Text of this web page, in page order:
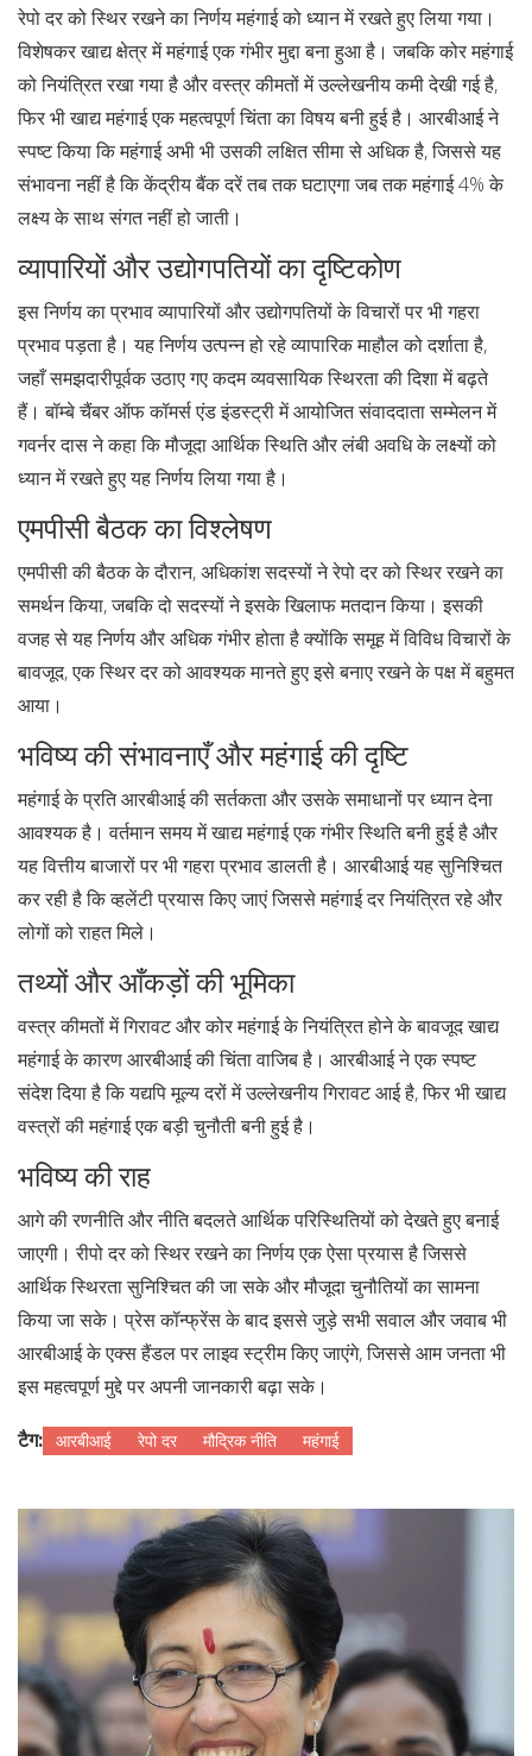
रेपो दर को स्थिर रखने का निर्णय महंगाई को ध्यान में रखते हुए लिया गया।
विशेषकर खाद्य क्षेत्र में महंगाई एक गंभीर मुद्दा बना हुआ है। जबकि कोर महंगाई
को नियंत्रित रखा गया है और वस्त्र कीमतों में उल्लेखनीय कमी देखी गई है,
फिर भी खाद्य महंगाई एक महत्वपूर्ण चिंता का विषय बनी हुई है। आरबीआई ने
स्पष्ट किया कि महंगाई अभी भी उसकी लक्षित सीमा से अधिक है, जिससे यह
संभावना नहीं है कि केंद्रीय बैंक दरें तब तक घटाएगा जब तक महंगाई 4% के
लक्ष्य के साथ संगत नहीं हो जाती।
व्यापारियों और उद्योगपतियों का दृष्टिकोण
इस निर्णय का प्रभाव व्यापारियों और उद्योगपतियों के विचारों पर भी गहरा
प्रभाव पड़ता है। यह निर्णय उत्पन्न हो रहे व्यापारिक माहौल को दर्शाता है,
जहाँ समझदारीपूर्वक उठाए गए कदम व्यवसायिक स्थिरता की दिशा में बढ़ते
हैं। बॉम्बे चैंबर ऑफ कॉमर्स एंड इंडस्ट्री में आयोजित संवाददाता सम्मेलन में
गवर्नर दास ने कहा कि मौजूदा आर्थिक स्थिति और लंबी अवधि के लक्ष्यों को
ध्यान में रखते हुए यह निर्णय लिया गया है।
एमपीसी बैठक का विश्लेषण
एमपीसी की बैठक के दौरान, अधिकांश सदस्यों ने रेपो दर को स्थिर रखने का
समर्थन किया, जबकि दो सदस्यों ने इसके खिलाफ मतदान किया। इसकी
वजह से यह निर्णय और अधिक गंभीर होता है क्योंकि समूह में विविध विचारों के
बावजूद, एक स्थिर दर को आवश्यक मानते हुए इसे बनाए रखने के पक्ष में बहुमत
आया।
भविष्य की संभावनाएँ और महंगाई की दृष्टि
महंगाई के प्रति आरबीआई की सर्तकता और उसके समाधानों पर ध्यान देना
आवश्यक है। वर्तमान समय में खाद्य महंगाई एक गंभीर स्थिति बनी हुई है और
यह वित्तीय बाजारों पर भी गहरा प्रभाव डालती है। आरबीआई यह सुनिश्चित
कर रही है कि व्हलेंटी प्रयास किए जाएं जिससे महंगाई दर नियंत्रित रहे और
लोगों को राहत मिले।
तथ्यों और आँकड़ों की भूमिका
वस्त्र कीमतों में गिरावट और कोर महंगाई के नियंत्रित होने के बावजूद खाद्य
महंगाई के कारण आरबीआई की चिंता वाजिब है। आरबीआई ने एक स्पष्ट
संदेश दिया है कि यद्यपि मूल्य दरों में उल्लेखनीय गिरावट आई है, फिर भी खाद्य
वस्त्रों की महंगाई एक बड़ी चुनौती बनी हुई है।
भविष्य की राह
आगे की रणनीति और नीति बदलते आर्थिक परिस्थितियों को देखते हुए बनाई
जाएगी। रीपो दर को स्थिर रखने का निर्णय एक ऐसा प्रयास है जिससे
आर्थिक स्थिरता सुनिश्चित की जा सके और मौजूदा चुनौतियों का सामना
किया जा सके। प्रेस कॉन्फ्रेंस के बाद इससे जुड़े सभी सवाल और जवाब भी
आरबीआई के एक्स हैंडल पर लाइव स्ट्रीम किए जाएंगे, जिससे आम जनता भी
इस महत्वपूर्ण मुद्दे पर अपनी जानकारी बढ़ा सके।
टैग: आरबीआई रेपो दर मौद्रिक नीति महंगाई